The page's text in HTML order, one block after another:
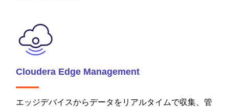
Cloudera Edge Management
エッジデバイスからデータをリアルタイムで収集、管